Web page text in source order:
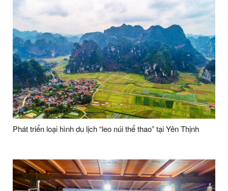
Phát triển loại hình du lịch “leo núi thể thao” tại Yên Thịnh